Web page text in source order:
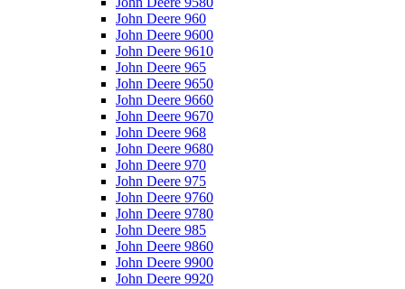
John Deere 960
John Deere 9600
John Deere 9610
John Deere 965
John Deere 9650
John Deere 9660
John Deere 9670
John Deere 968
John Deere 9680
John Deere 970
John Deere 975
John Deere 9760
John Deere 9780
John Deere 985
John Deere 9860
John Deere 9900
John Deere 9920